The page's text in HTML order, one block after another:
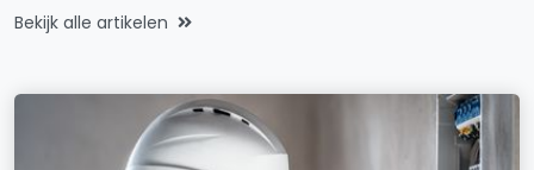
Bekijk alle artikelen